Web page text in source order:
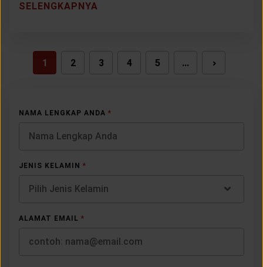
SELENGKAPNYA
1 2 3 4 5 ... NEXT
NAMA LENGKAP ANDA *
JENIS KELAMIN *
Pilih Jenis Kelamin
ALAMAT EMAIL *